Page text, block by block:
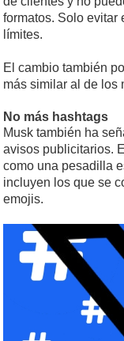
formatos. Solo evitar
límites.
El cambio también
más similar al de los
No más hashtags
Musk también ha
avisos publicitarios.
como una pesadilla
incluyen los que se
emojis.